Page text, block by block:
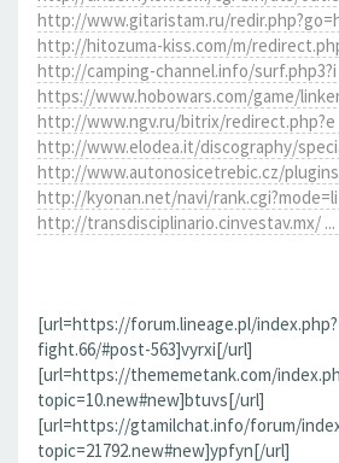
http://www.gitaristam.ru/
http://hitozuma-kiss.com/m/
http://camping-channel.info/surf.php3?i
https://www.hobowars.com/game/
http://www.ngv.ru/bitrix/redirect.php?e
http://www.elodea.it/discography/
http://www.autonosicetrebic.cz/
http://kyonan.net/navi/
http://transdisciplinario.cinvestav.mx/ ...
[url=https://forum.lineage.pl/
fight.66/#post-563]vyrxi[/url]
[url=https://thememetank.com/
topic=10.new#new]btuvs[/url]
[url=https://gtamilchat.info/forum/
topic=21792.new#new]ypfyn[/url]